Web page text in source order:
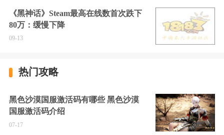
《黑神话》Steam最高在线数首次跌下
80万：缓慢下降
09-13
热门攻略
黑色沙漠国服激活码有哪些 黑色沙漠
国服激活码介绍
07-17